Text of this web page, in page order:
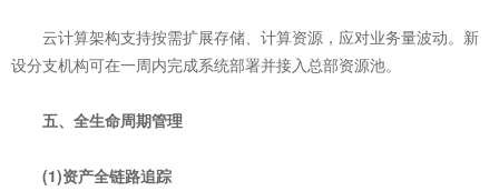
云计算架构支持按需扩展存储、计算资源，应对业务量波动。新
设分支机构可在一周内完成系统部署并接入总部资源池。
五、全生命周期管理
‌(1)资产全链路追踪‌